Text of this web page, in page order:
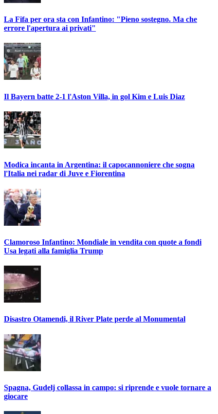
La Fifa per ora sta con Infantino: "Pieno sostegno. Ma che
errore l'apertura ai privati"
Il Bayern batte 2-1 l'Aston Villa, in gol Kim e Luis Diaz
Modica incanta in Argentina: il capocannoniere che sogna
l'Italia nei radar di Juve e Fiorentina
Clamoroso Infantino: Mondiale in vendita con quote a fondi
Usa legati alla famiglia Trump
Disastro Otamendi, il River Plate perde al Monumental
Spagna, Gudelj collassa in campo: si riprende e vuole tornare a
giocare